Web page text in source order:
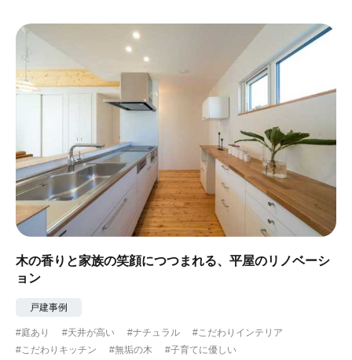
木の香りと家族の笑顔につつまれる、平屋のリノベーシ
ョン
戸建事例
#庭あり #天井が高い #ナチュラル
#こだわりインテリア
#こだわりキッチン
#無垢の木 #子育てに優しい